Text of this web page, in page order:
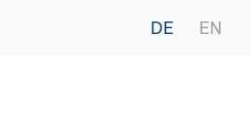
DE EN